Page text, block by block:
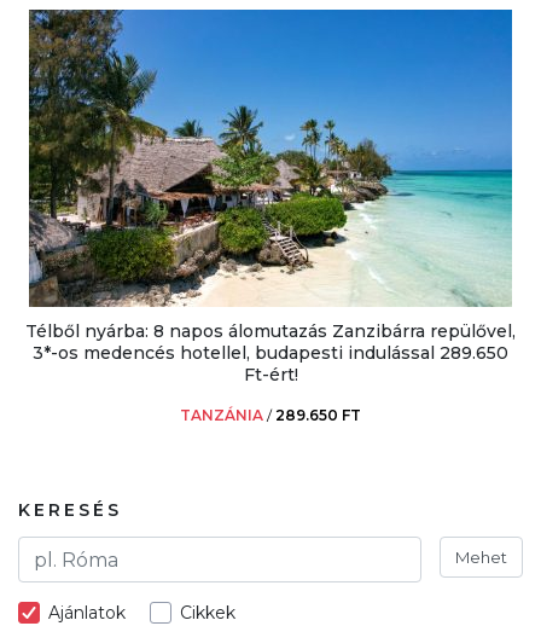
Télből nyárba: 8 napos álomutazás Zanzibárra repülővel,
3*-os medencés hotellel, budapesti indulással 289.650
Ft-ért!
TANZÁNIA /289.650 FT
KERESÉS
Mehet
Ajánlatok Cikkek